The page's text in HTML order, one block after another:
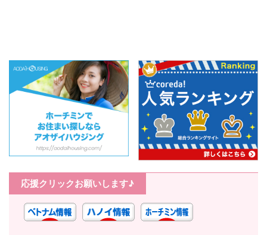
応援クリックお願いします♪